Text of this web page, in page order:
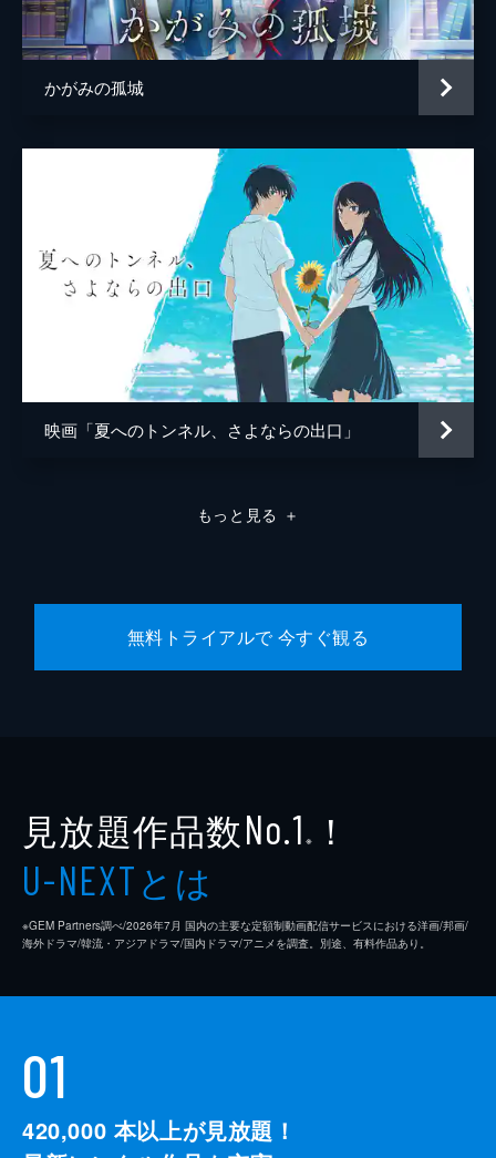
齋藤佑佳
井上伸一郎
中村理一郎
薮下維也
熊谷宜和
かがみの孤城
映画「夏へのトンネル、さよならの出口」
もっと見る ＋
無料トライアルで 今すぐ観る
見放題作品数No.1 ※ ！
U-NEXTとは
※GEM Partners調べ/2026年7⽉ 国内の主要な定額制動画配信サービスにおける洋画/邦画/
海外ドラマ/韓流・アジアドラマ/国内ドラマ/アニメを調査。別途、有料作品あり。
01
420,000 本以上が見放題！